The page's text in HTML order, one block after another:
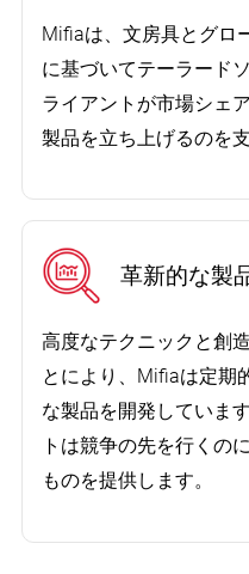
Mifiaは、文房具とグロ
に基づいてテーラード
ライアントが市場シェ
製品を立ち上げるのを
革新的な製
高度なテクニックと創
とにより、Mifiaは定期
な製品を開発していま
トは競争の先を行くの
ものを提供します。